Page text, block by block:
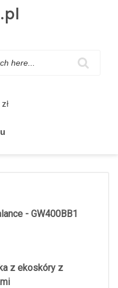
zł
- GW400BB1
z ekoskóry z